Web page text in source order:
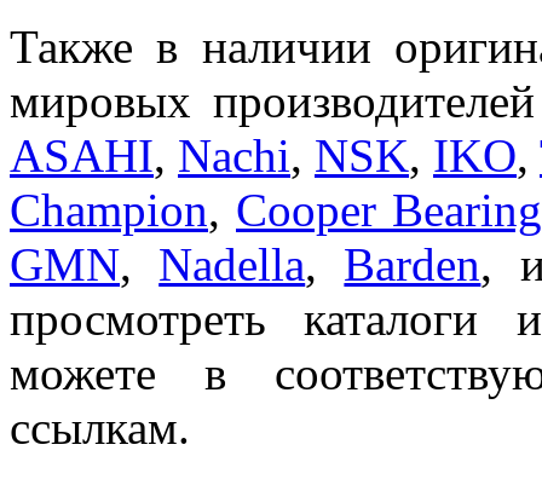
Также в наличии
мировых
ASAHI, Nachi, NSK, IKO,
Champion, Cooper
GMN, Nadella, Barden,
просмотреть
можете в
ссылкам.